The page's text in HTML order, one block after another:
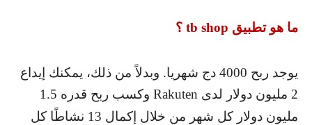
ما هو تطبيق tb shop ؟
يوجد ربح 4000 دج شهريا. وبدلاً من ذلك، يمكنك إيداع
2 مليون دولار لدى
Rakuten
وكسب ربح قدره 1.5
مليون دولار كل شهر من خلال إكمال 13 نشاطًا كل